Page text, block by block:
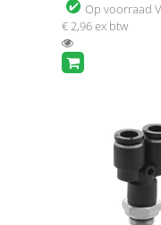
Op voorraad
€ 2,96ex btw